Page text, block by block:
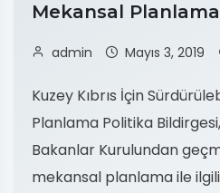
Mekansal
admin Mayıs 3, 2019
Kuzey Kıbrıs İçin
Planlama Politika
Bakanlar Kurulundan
mekansal planlama ile